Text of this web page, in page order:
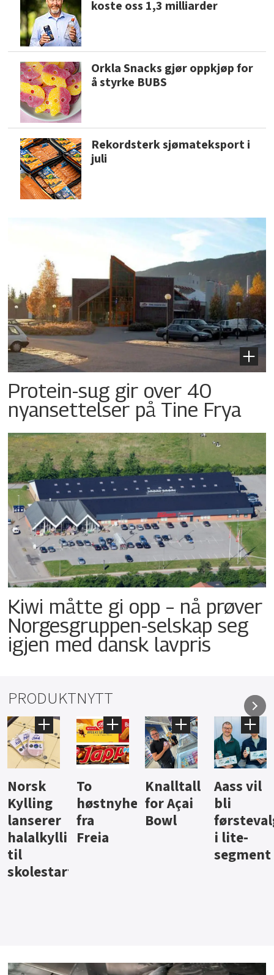
koste oss 1,3 milliarder
Orkla Snacks gjør oppkjøp for
å styrke BUBS
Rekordsterk sjømateksport i
juli
Protein-sug gir over 40
nyansettelser på Tine Frya
Kiwi måtte gi opp – nå prøver
Norgesgruppen-selskap seg
igjen med dansk lavpris
PRODUKTNYTT
Knalltall
for Açai
Bowl
Aass vil
bli
førstevalg
i lite-
Brus og
jus fra
Berentsen
Hard
iste fra
Hansa